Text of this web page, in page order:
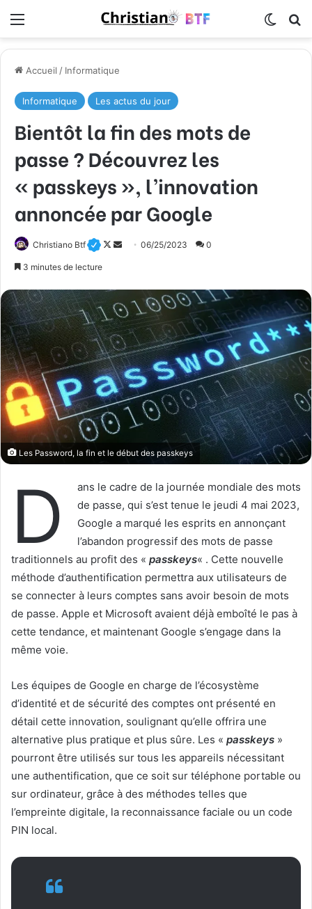
Accueil / Informatique
Informatique Les actus du jour
Bientôt la fin des mots de
passe ? Découvrez les
« passkeys », l’innovation
annoncée par Google
Christiano Btf
F
o
w
o
n
X
y
e
r
u
n
c
o
r
l
06/25/2023 0
3 minutes de lecture
Les Password, la fin et le début des passkeys
D
ans le cadre de la journée mondiale des mots
de passe, qui s’est tenue le jeudi 4 mai 2023,
Google a marqué les esprits en annonçant
l’abandon progressif des mots de passe
traditionnels au profit des « passkeys« . Cette nouvelle
méthode d’authentification permettra aux utilisateurs de
se connecter à leurs comptes sans avoir besoin de mots
de passe. Apple et Microsoft avaient déjà emboîté le pas à
cette tendance, et maintenant Google s’engage dans la
même voie.
Les équipes de Google en charge de l’écosystème
d’identité et de sécurité des comptes ont présenté en
détail cette innovation, soulignant qu’elle offrira une
alternative plus pratique et plus sûre. Les « passkeys »
pourront être utilisés sur tous les appareils nécessitant
une authentification, que ce soit sur téléphone portable ou
sur ordinateur, grâce à des méthodes telles que
l’empreinte digitale, la reconnaissance faciale ou un code
PIN local.